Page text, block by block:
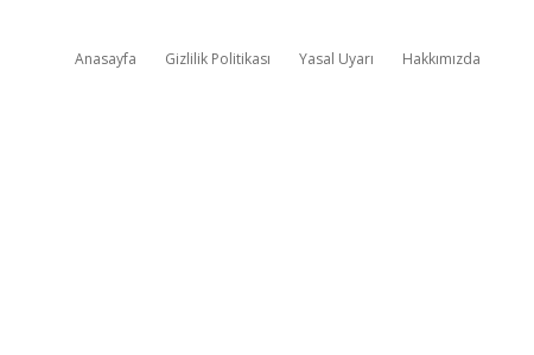
Anasayfa Gizlilik Politikası Yasal Uyarı Hakkımızda